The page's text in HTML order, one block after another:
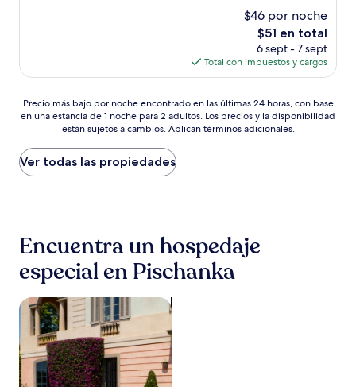
$46 por noche
El
precio
actual
es
$51
$51 en total
6 sept - 7 sept
Total con impuestos y cargos
Precio
más
por
noche
encontrado
horas,
base
una
estancia
de
1
noche
para
Precio más bajo por noche encontrado en las últimas 24 horas, con base
en una estancia de 1 noche para 2 adultos. Los precios y la disponibilidad
están sujetos a cambios. Aplican términos adicionales.
Ver todas las propiedades
Encuentra un hospedaje
especial en Pischanka
Buscar propiedades familiares